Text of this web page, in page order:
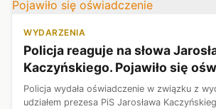
WYDARZENIA
Policja reaguje na słowa
Kaczyńskiego. Pojawiło się
Policja wydała oświadczenie w związku z
udziałem prezesa PiS Jarosława